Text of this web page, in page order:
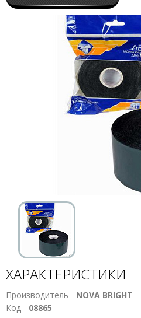
ХАРАКТЕРИСТИКИ
Производитель - NOVA BRIGHT
Код - 08865